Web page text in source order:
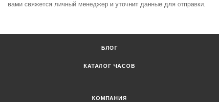
вами свяжется личный менеджер и уточнит данные для отправки.
БЛОГ
КАТАЛОГ ЧАСОВ
КОМПАНИЯ